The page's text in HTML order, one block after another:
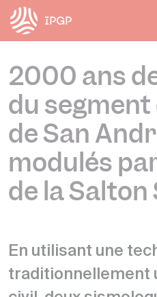
2000 ans
du segment
de San
modulés
de la Salton
En utilisant une
traditionnellement
Panneau de gestion des cookies